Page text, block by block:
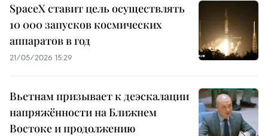
SpaceX ставит цель осуществлять
10 000 запусков космических
аппаратов в год
21/05/2026 15:29
Вьетнам призывает к деэскалации
напряжённости на Ближнем
Востоке и продолжению